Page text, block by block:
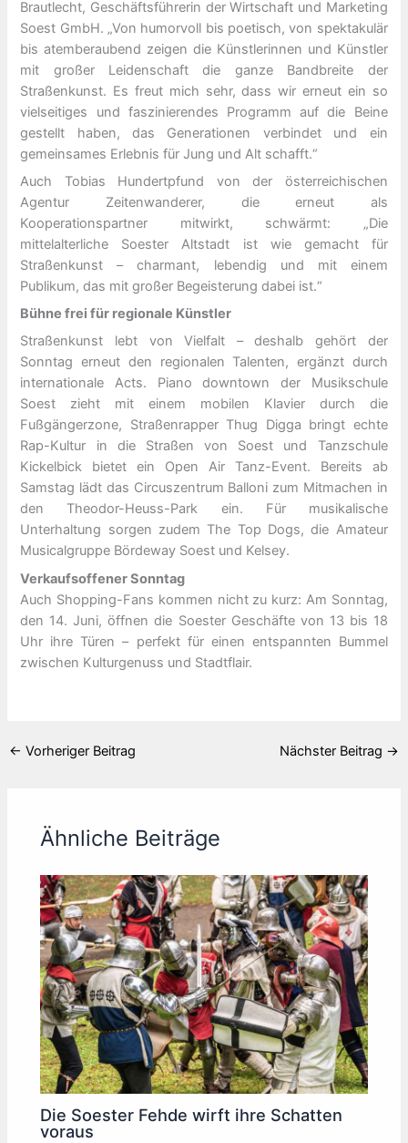
Brautlecht, Geschäftsführerin der Wirtschaft und Marketing
Soest GmbH. „Von humorvoll bis poetisch, von spektakulär
bis atemberaubend zeigen die Künstlerinnen und Künstler
mit großer Leidenschaft die ganze Bandbreite der
Straßenkunst. Es freut mich sehr, dass wir erneut ein so
vielseitiges und faszinierendes Programm auf die Beine
gestellt haben, das Generationen verbindet und ein
gemeinsames Erlebnis für Jung und Alt schafft.“
Auch Tobias Hundertpfund von der österreichischen
Agentur Zeitenwanderer, die erneut als
Kooperationspartner mitwirkt, schwärmt: „Die
mittelalterliche Soester Altstadt ist wie gemacht für
Straßenkunst – charmant, lebendig und mit einem
Publikum, das mit großer Begeisterung dabei ist.“
Bühne frei für regionale Künstler
Straßenkunst lebt von Vielfalt – deshalb gehört der
Sonntag erneut den regionalen Talenten, ergänzt durch
internationale Acts. Piano downtown der Musikschule
Soest zieht mit einem mobilen Klavier durch die
Fußgängerzone, Straßenrapper Thug Digga bringt echte
Rap-Kultur in die Straßen von Soest und Tanzschule
Kickelbick bietet ein Open Air Tanz-Event. Bereits ab
Samstag lädt das Circuszentrum Balloni zum Mitmachen in
den Theodor-Heuss-Park ein. Für musikalische
Unterhaltung sorgen zudem The Top Dogs, die Amateur
Musicalgruppe Bördeway Soest und Kelsey.
Verkaufsoffener Sonntag
Auch Shopping-Fans kommen nicht zu kurz: Am Sonntag,
den 14. Juni, öffnen die Soester Geschäfte von 13 bis 18
Uhr ihre Türen – perfekt für einen entspannten Bummel
zwischen Kulturgenuss und Stadtflair.
← Vorheriger Beitrag Nächster Beitrag →
Ähnliche Beiträge
Die Soester Fehde wirft ihre Schatten
voraus